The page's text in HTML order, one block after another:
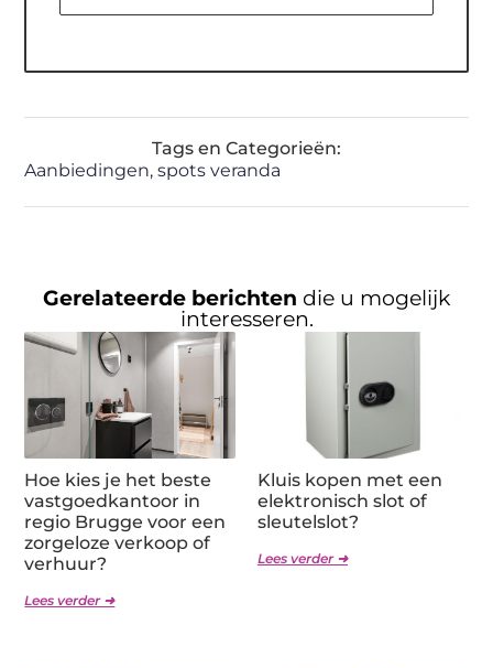
Tags en Categorieën:
Aanbiedingen,spots veranda
Gerelateerde berichten die u mogelijk
interesseren.
Hoe kies je het beste
vastgoedkantoor in
regio Brugge voor een
zorgeloze verkoop of
verhuur?
Lees verder ➜
Kluis kopen met een
elektronisch slot of
sleutelslot?
Lees verder ➜